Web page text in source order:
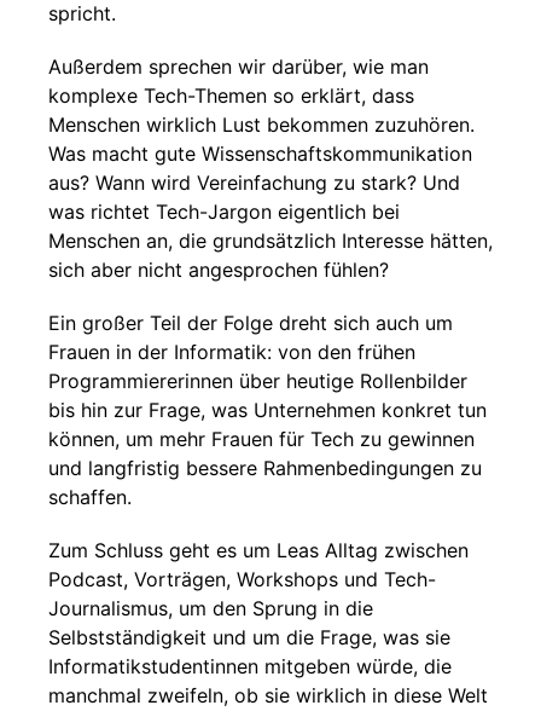
spricht.
Außerdem sprechen wir darüber, wie man
komplexe Tech-Themen so erklärt, dass
Menschen wirklich Lust bekommen zuzuhören.
Was macht gute Wissenschaftskommunikation
aus? Wann wird Vereinfachung zu stark? Und
was richtet Tech-Jargon eigentlich bei
Menschen an, die grundsätzlich Interesse hätten,
sich aber nicht angesprochen fühlen?
Ein großer Teil der Folge dreht sich auch um
Frauen in der Informatik: von den frühen
Programmiererinnen über heutige Rollenbilder
bis hin zur Frage, was Unternehmen konkret tun
können, um mehr Frauen für Tech zu gewinnen
und langfristig bessere Rahmenbedingungen zu
schaffen.
Zum Schluss geht es um Leas Alltag zwischen
Podcast, Vorträgen, Workshops und Tech-
Journalismus, um den Sprung in die
Selbstständigkeit und um die Frage, was sie
Informatikstudentinnen mitgeben würde, die
manchmal zweifeln, ob sie wirklich in diese Welt